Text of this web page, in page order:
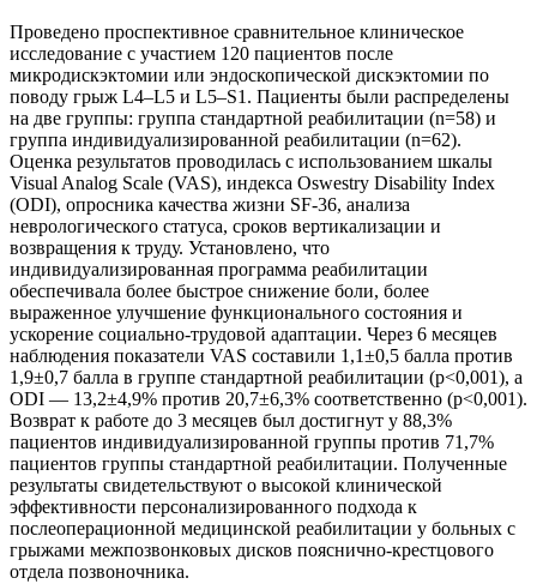
Проведено проспективное сравнительное клиническое
исследование с участием 120 пациентов после
микродискэктомии или эндоскопической дискэктомии по
поводу грыж L4–L5 и L5–S1. Пациенты были распределены
на две группы: группа стандартной реабилитации (n=58) и
группа индивидуализированной реабилитации (n=62).
Оценка результатов проводилась с использованием шкалы
Visual Analog Scale (VAS), индекса Oswestry Disability Index
(ODI), опросника качества жизни SF-36, анализа
неврологического статуса, сроков вертикализации и
возвращения к труду. Установлено, что
индивидуализированная программа реабилитации
обеспечивала более быстрое снижение боли, более
выраженное улучшение функционального состояния и
ускорение социально-трудовой адаптации. Через 6 месяцев
наблюдения показатели VAS составили 1,1±0,5 балла против
1,9±0,7 балла в группе стандартной реабилитации (p<0,001), а
ODI — 13,2±4,9% против 20,7±6,3% соответственно (p<0,001).
Возврат к работе до 3 месяцев был достигнут у 88,3%
пациентов индивидуализированной группы против 71,7%
пациентов группы стандартной реабилитации. Полученные
результаты свидетельствуют о высокой клинической
эффективности персонализированного подхода к
послеоперационной медицинской реабилитации у больных с
грыжами межпозвонковых дисков пояснично-крестцового
отдела позвоночника.